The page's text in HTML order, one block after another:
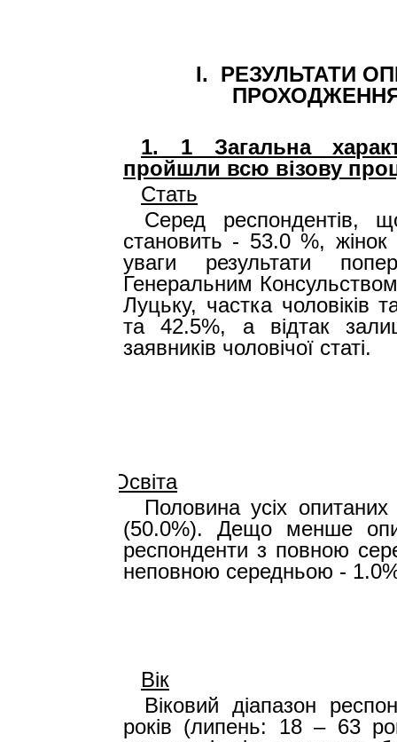
I.
РЕЗУЛЬТАТИ
1. 1 Загальна
пройшли всю візову
Стать
Серед респондентів,
становить - 53.0 %,
уваги результати
Генеральним
Луцьку, частка чоловіків
та 42.5%, а відтак
заявників чоловічої статі.
Освіта
Половина усіх
(50.0%). Дещо менше
респонденти з повною
неповною середньою -
Вік
Віковий діапазон
років (липень: 18 – 63